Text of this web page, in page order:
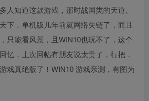
人知道这款游戏，那时战国类的天道、
下，单机版几年前就网络失链了，而且
只能看风景，且WIN10也玩不了，这个
忆，上次回帖有朋友说太贵了，行把，
戏真绝版了！WIN10 游戏亲测，有图为